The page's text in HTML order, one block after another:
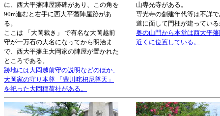
に、西大平藩陣屋跡碑があり、この角を
90m進むと右手に西大平藩陣屋跡があ
る。
ここは 「大岡裁き」 で有名な大岡越前
守が一万石の大名になってから明治ま
で、西大平藩主大岡家の陣屋が置かれた
ところである。
跡地には大岡越前守の説明などのほか、
大岡家の守り本尊 「豊川咤枳尼尊天」
を祀った大岡稲荷社がある。
山専光寺がある。
専光寺の創建年代等は不詳
道に面して門柱が建ってい
奥の山門から本堂は西大平
近くに位置している。